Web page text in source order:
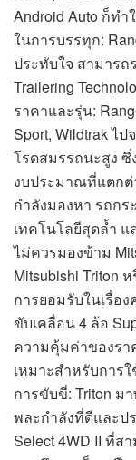
Android Auto ก็ท
ในการบรรทุก:
ประทับใจ สามารถ
Trailering
ราคาและรุ่น:
Sport, Wildtrak ไ
โรดสมรรถนะสูง
งบประมาณที่แตก
กำลังมองหา รถก
เทคโนโลยีสุดล้ำ
ไม่ควรมองข้าม
Mitsubishi Triton
การยอมรับในเรื่อ
ขับเคลื่อน 4 ล้อ
ความคุ้มค่าของรา
เหมาะสำหรับการ
การขับขี่: Triton ม
พละกำลังที่ดีและป
Select 4WD II ที่ส